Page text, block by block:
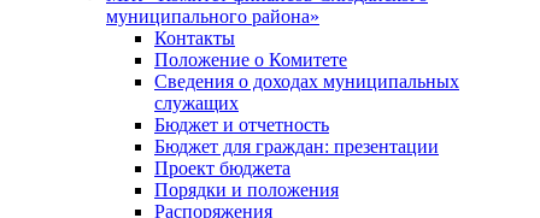
муниципального района»
Контакты
Положение о Комитете
Сведения о доходах муниципальных
служащих
Бюджет и отчетность
Бюджет для граждан: презентации
Проект бюджета
Порядки и положения
Распоряжения